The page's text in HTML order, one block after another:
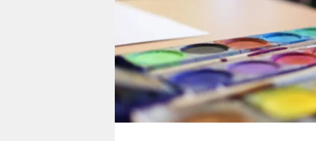
shop
fragen & hilfe
unterstützen
genossenschaft